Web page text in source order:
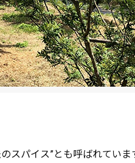
スパイス”とも呼ばれてい